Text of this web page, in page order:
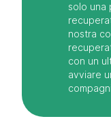
solo una
nostra
con un
avviare